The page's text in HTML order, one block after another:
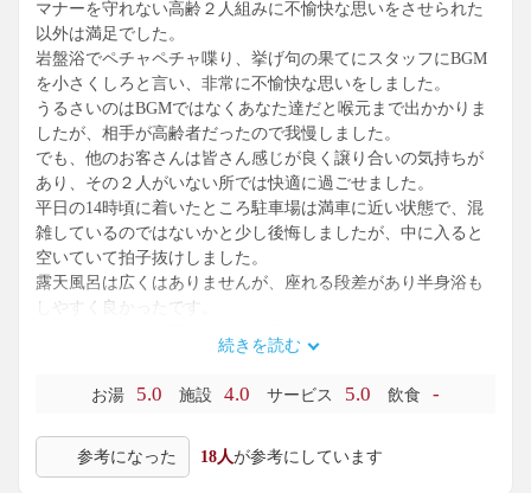
マナーを守れない高齢２人組みに不愉快な思いをさせられた
以外は満足でした。
岩盤浴でペチャペチャ喋り、挙げ句の果てにスタッフにBGM
を小さくしろと言い、非常に不愉快な思いをしました。
うるさいのはBGMではなくあなた達だと喉元まで出かかりま
したが、相手が高齢者だったので我慢しました。
でも、他のお客さんは皆さん感じが良く譲り合いの気持ちが
あり、その２人がいない所では快適に過ごせました。
平日の14時頃に着いたところ駐車場は満車に近い状態で、混
雑しているのではないかと少し後悔しましたが、中に入ると
空いていて拍子抜けしました。
露天風呂は広くはありませんが、座れる段差があり半身浴も
しやすく良かったです。
炭酸泉は人気で時間によっては混んでいましたが、入るスペ
本日の目当ての岩盤浴では、ヒーリングミュージックが流
れ、アロマも漂い、高齢２人組みが来るまではとても快適で
した。
脱衣所から直接階段で上がれるため動線も良く、休憩所に冷
水機があり水分補給もバッチリでした。
続きを読む
お湯 5.0 施設 4.0 サービス 5.0 飲食 -
参考になった 18人が参考にしています